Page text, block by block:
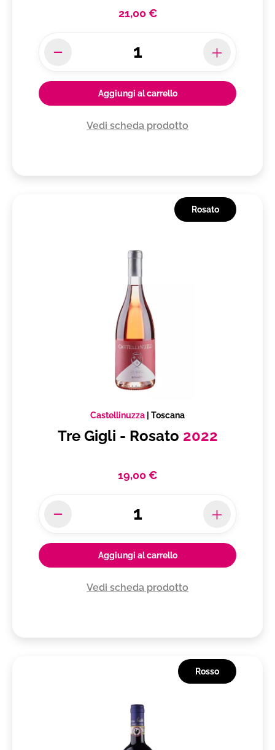
21,00 €
Aggiungi al carrello
Vedi scheda prodotto
Rosato
Castellinuzza Toscana
Tre Gigli - Rosato 2022
19,00 €
Aggiungi al carrello
Vedi scheda prodotto
Rosso